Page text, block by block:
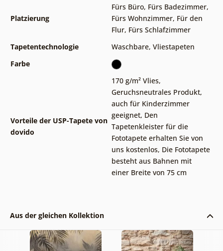
Platzierung
Fürs Büro, Fürs Badezimmer,
Fürs Wohnzimmer, Für den
Flur, Fürs Schlafzimmer
Tapetentechnologie
Waschbare, Vliestapeten
Farbe
Vorteile der USP-Tapete von
dovido
170 g/m² Vlies,
Geruchsneutrales Produkt,
auch für Kinderzimmer
geeignet, Den
Tapetenkleister für die
Fototapete erhalten Sie von
uns kostenlos, Die Fototapete
besteht aus Bahnen mit
einer Breite von 75 cm
Aus der gleichen Kollektion